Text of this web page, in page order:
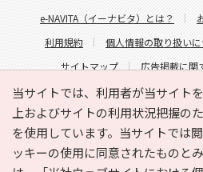
当サイトでは、利用者が当サイト
上およびサイトの利用状況把握の
を使用しています。当サイトでは
ッキーの使用に同意されたものと
e-NAVITA（イーナビタ）とは？
利用規約
個人情報の取り扱い
サイトマップ
広告掲載に関
サイトの内容に関する